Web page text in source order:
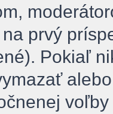
prvý
Pokiaľ